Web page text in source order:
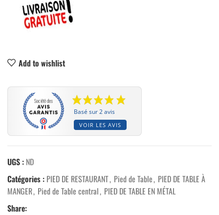
Add to wishlist
Basé sur 2 avis
VOIR LES AVIS
UGS : ND
Catégories : PIED DE RESTAURANT, Pied de Table, PIED DE TABLE À
MANGER, Pied de Table central, PIED DE TABLE EN MÉTAL
Share: